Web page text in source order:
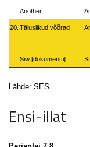
Another
20. Täiuslikud võõrad
Siw [dokumentti]
Lähde: SES
Ensi-illat